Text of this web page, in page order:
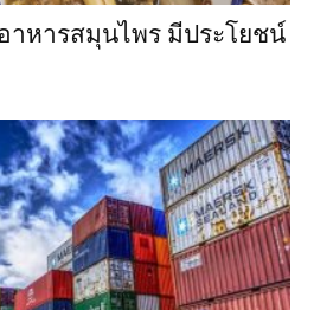
หารสมุนไพร มีประโยชน์